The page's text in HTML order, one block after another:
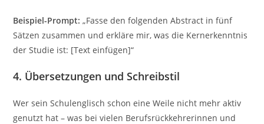
Beispiel-Prompt: „Fasse den folgenden Abstract in fünf
Sätzen zusammen und erkläre mir, was die Kernerkenntnis
der Studie ist: [Text einfügen]“
4. Übersetzungen und Schreibstil
Wer sein Schulenglisch schon eine Weile nicht mehr aktiv
genutzt hat – was bei vielen Berufsrückkehrerinnen und